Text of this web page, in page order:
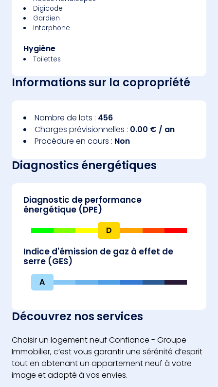
Digicode
Gardien
Interphone
Hygiène
Toilettes
Informations sur la copropriété
Nombre de lots : 456
Charges prévisionnelles : 0.00 € / an
Procédure en cours : Non
Diagnostics énergétiques
Diagnostic de performance
énergétique (DPE)
D
Indice d'émission de gaz à effet de
serre (GES)
A
Découvrez nos services
Choisir un logement neuf Confiance - Groupe
Immobilier, c’est vous garantir une sérénité d’esprit
tout en obtenant un appartement neuf à votre
image et adapté à vos envies.